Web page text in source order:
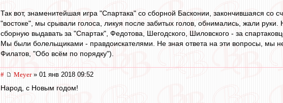
Так вот, знаменитейшая игра "Спартака" со сборной Басконии, закончившаяся со
"востоке", мы срывали голоса, ликуя после забитых голов, обнимались, жали
сборную выдавать за "Спартак", Федотова, Шегодского, Шиловского - за
Мы были болельщиками - правдоискателями. Не зная ответа на эти вопросы, мы
Филатов, "Обо всём по порядку").
# Meyer» 01 янв 2018 09:52
Народ, с Новым годом!